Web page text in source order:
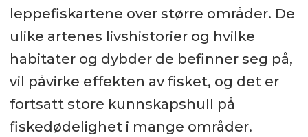
leppefiskartene over større områder. De
ulike artenes livshistorier og hvilke
habitater og dybder de befinner seg på,
vil påvirke effekten av fisket, og det er
fortsatt store kunnskapshull på
fiskedødelighet i mange områder.